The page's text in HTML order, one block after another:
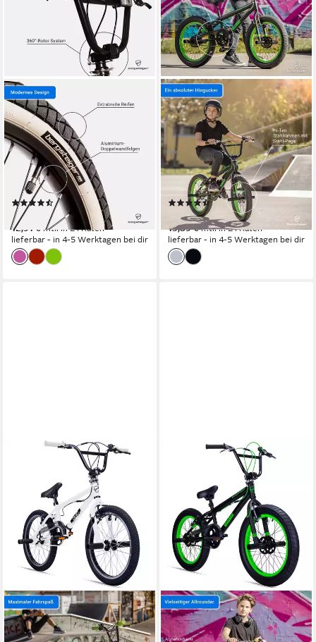
BERGSTEIGER
BMX-Rad Halifax 20 Zoll,
360° Rotor-System,
Freestyle, Mädchen, Jungen
25 cm
Rahmenhöhe
Gänge
100 kg Zul. Gesamtgewicht
(23)
259,90 €
12,91 € mtl. in 24 Raten
lieferbar - in 4-5 Werktagen bei dir
BERGSTEIGER
BMX-Rad Tokyo 20 Zoll,
Fatbike, 360° Rotor-System,
Mädchen, Jungen
29 cm
Rahmenhöhe
1 Gänge
100 kg Zul. Gesamtgewicht
(75)
319,90 €
15,89 €mtl. in 24 Raten
lieferbar - in 4-5 Werktagen bei dir